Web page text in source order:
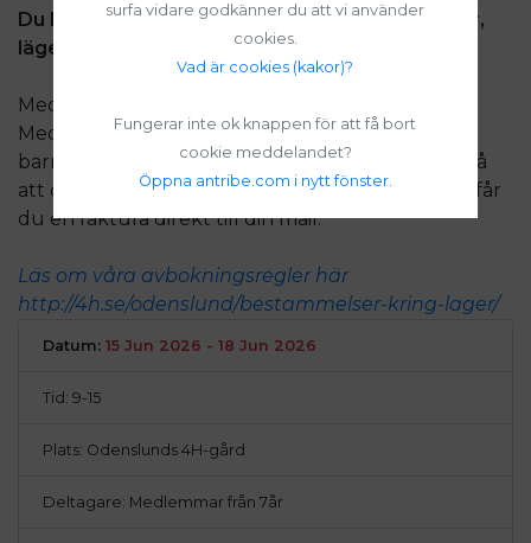
Du kan använda fritidskortet till våra aktiviteter,
läger och medlemskap i Odenslunds 4H-klubb!
Medlemskap krävs för att delta på lägret.
Medlemskap löses automatiskt vid anmälan om
barnet inte redan är medlem. Som bekräftelse på
att din anmälan är gjord och att du fått en plats får
du en faktura direkt till din mail.
Läs om våra avbokningsregler här
http://4h.se/odenslund/bestammelser-kring-lager/
Datum: 15 Jun 2026 - 18 Jun 2026
Tid: 9-15
Plats: Odenslunds 4H-gård
Deltagare: Medlemmar från 7år
surfa vidare godkänner du att vi använder
cookies.
Vad är cookies (kakor)?
Fungerar inte ok knappen för att få bort
cookie meddelandet?
Öppna antribe.com i nytt fönster.